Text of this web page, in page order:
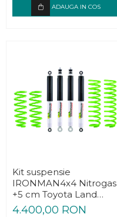
ADAUGA IN COS
Kit suspensie
IRONMAN4x4 Nitrogas
+5 cm Toyota Land
Cruiser J80 / J105
4.400,00 RON